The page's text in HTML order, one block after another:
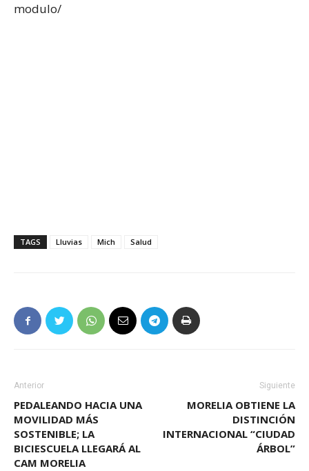
modulo/
TAGS Lluvias Mich Salud
Anterior
PEDALEANDO HACIA UNA
MOVILIDAD MÁS
SOSTENIBLE; LA
BICIESCUELA LLEGARÁ AL
CAM MORELIA
Siguiente
MORELIA OBTIENE LA
DISTINCIÓN
INTERNACIONAL “CIUDAD
ÁRBOL”